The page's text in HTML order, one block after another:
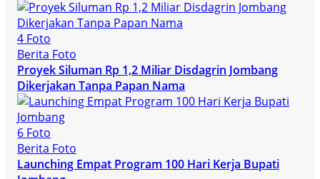
4 Foto
Berita Foto
Proyek Siluman Rp 1,2 Miliar Disdagrin Jombang
Dikerjakan Tanpa Papan Nama
6 Foto
Berita Foto
Launching Empat Program 100 Hari Kerja Bupati